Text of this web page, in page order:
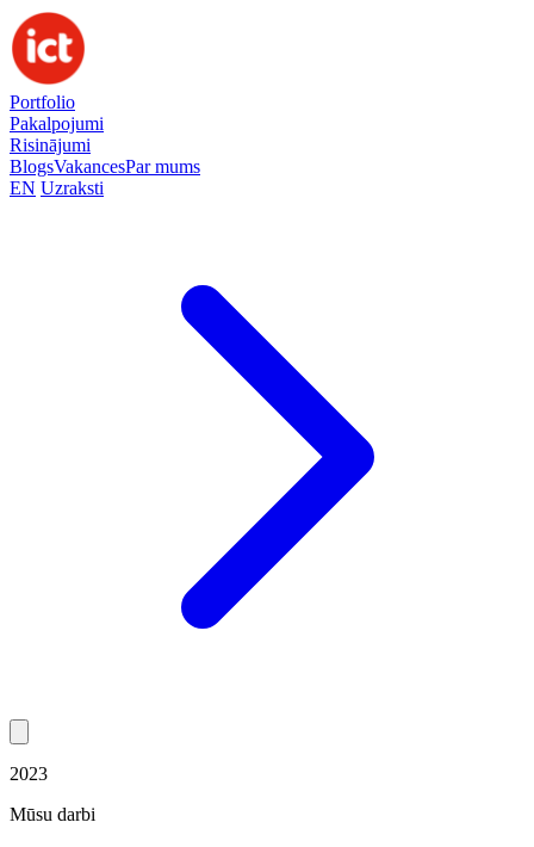
Portfolio
Pakalpojumi
Risinājumi
BlogsVakancesPar mums
EN Uzraksti
2023
Mūsu darbi